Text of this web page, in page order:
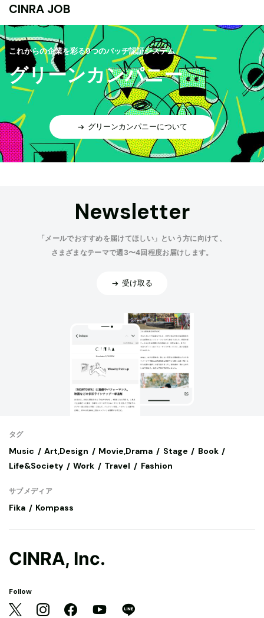
CINRA JOB
これからの企業を彩る9つのバッヂ認証システム
グリーンカンパニー
グリーンカンパニーについて
Newsletter
「メールでおすすめを届けてほしい」という方に向けて、
さまざまなテーマで週3〜4回程度お届けします。
受け取る
タグ
Music Art,Design Movie,Drama Stage
Book
Life&Society
Work Travel Fashion
サブメディア
Fika Kompass
CINRA, Inc.
Follow